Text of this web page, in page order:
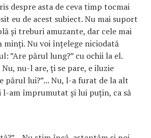
despre asta de ceva timp tocmai
eu de acest subiect. Nu mai suport
și treburi amuzante, dar cele mai
minți. Nu voi înțelege niciodată
”Are părul lung?” cu ochii la el.
nu-l are, ți se pare, e iluzie
părul lui?”... Nu, l-a furat de la alt
l-am împrumutat și lui puțin, ca să